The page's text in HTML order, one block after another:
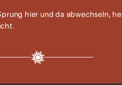
hier und da abwechseln,